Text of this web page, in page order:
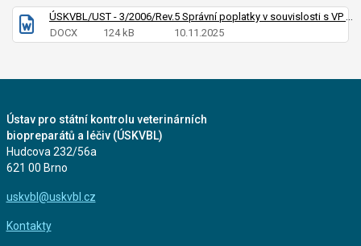
ÚSKVBL/UST - 3/2006/Rev.5 Správní poplatky v souvislosti s VP a VTP
DOCX 124 kB 10.11.2025
Ústav pro státní kontrolu veterinárních
biopreparátů a léčiv (ÚSKVBL)
Hudcova 232/56a
621 00 Brno
uskvbl@uskvbl.cz
Kontakty